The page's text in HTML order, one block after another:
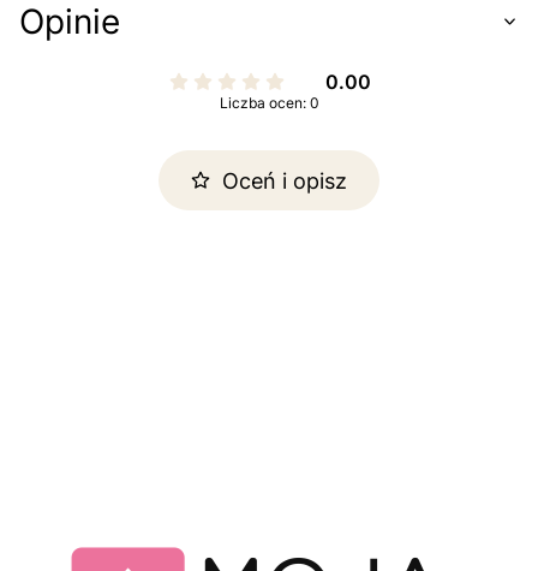
Opinie
0.00
Liczba ocen: 0
Oceń i opisz